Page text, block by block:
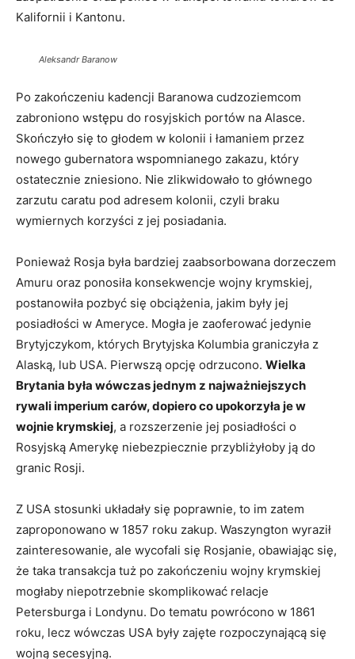
Kalifornii i Kantonu.
Aleksandr Baranow
Po zakończeniu kadencji Baranowa cudzoziemcom
zabroniono wstępu do rosyjskich portów na Alasce.
Skończyło się to głodem w kolonii i łamaniem przez
nowego gubernatora wspomnianego zakazu, który
ostatecznie zniesiono. Nie zlikwidowało to głównego
zarzutu caratu pod adresem kolonii, czyli braku
wymiernych korzyści z jej posiadania.
Ponieważ Rosja była bardziej zaabsorbowana dorzeczem
Amuru oraz ponosiła konsekwencje wojny krymskiej,
postanowiła pozbyć się obciążenia, jakim były jej
posiadłości w Ameryce. Mogła je zaoferować jedynie
Brytyjczykom, których Brytyjska Kolumbia graniczyła z
Alaską, lub USA. Pierwszą opcję odrzucono. Wielka
Brytania była wówczas jednym z najważniejszych
rywali imperium carów, dopiero co upokorzyła je w
wojnie krymskiej, a rozszerzenie jej posiadłości o
Rosyjską Amerykę niebezpiecznie przybliżyłoby ją do
granic Rosji.
Z USA stosunki układały się poprawnie, to im zatem
zaproponowano w 1857 roku zakup. Waszyngton wyraził
zainteresowanie, ale wycofali się Rosjanie, obawiając się,
że taka transakcja tuż po zakończeniu wojny krymskiej
mogłaby niepotrzebnie skomplikować relacje
Petersburga i Londynu. Do tematu powrócono w 1861
roku, lecz wówczas USA były zajęte rozpoczynającą się
wojną secesyjną.